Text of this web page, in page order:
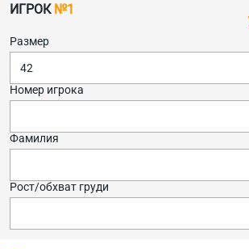
ИГРОК №1
Размер
42
Номер игрока
Фамилия
Рост/обхват груди